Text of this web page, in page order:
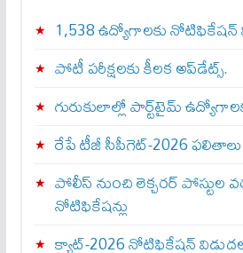
1,538 ఉద్యోగాలకు నోటిఫికేషన్
పోటీ పరీక్షలకు కీలక అప్‌డేట్స్.
గురుకులాల్లో పార్ట్‌టైమ్
రేపే టీజీ సీపీగెట్‌-2026
పోలీస్ నుంచి లెక్చరర్ పోస్టుల
నోటిఫికేషన్లు
క్యాట్-2026 నోటిఫికేషన్